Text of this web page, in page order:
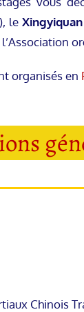
le
organisés en
Chinois